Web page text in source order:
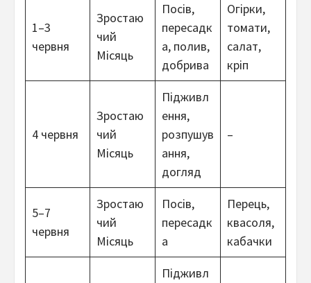
1–3
червня
Зростаю
чий
Місяць
Посів,
пересадк
а, полив,
добрива
Огірки,
томати,
салат,
кріп
4 червня
Зростаю
чий
Місяць
Підживл
ення,
розпушув
ання,
догляд
–
5–7
червня
Зростаю
чий
Місяць
Посів,
пересадк
а
Перець,
квасоля,
кабачки
Підживл